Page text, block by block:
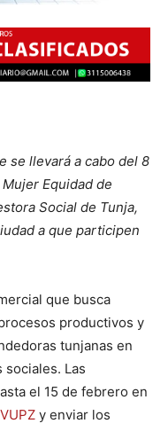
se llevará a cabo del 8
Equidad de
Social de Tunja,
a que participen
que busca
productivos y
tunjanas en
Las
el 15 de febrero en
y enviar los